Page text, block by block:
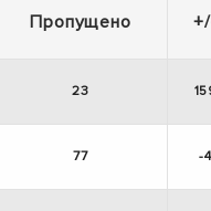
Пропущено
23
77 -4